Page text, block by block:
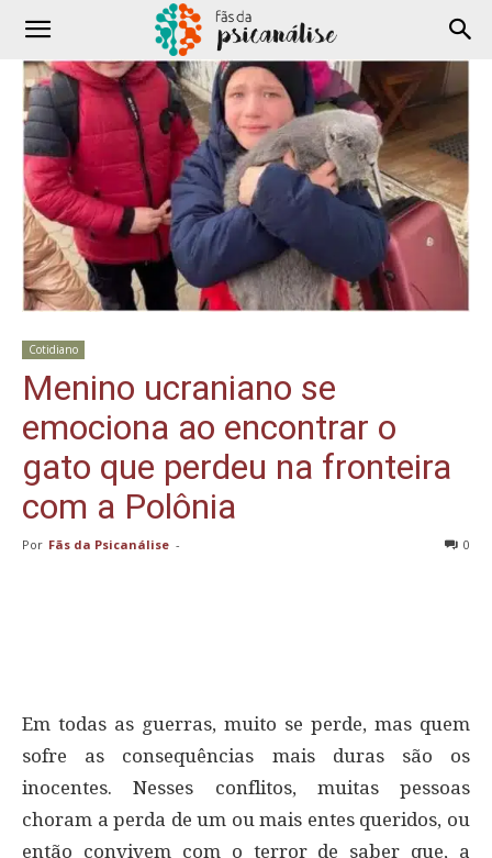
Cotidiano
Menino ucraniano se
emociona ao encontrar o
gato que perdeu na fronteira
com a Polônia
Por Fãs da Psicanálise - 0
Em todas as guerras, muito se perde, mas quem
sofre as consequências mais duras são os
inocentes. Nesses conflitos, muitas pessoas
choram a perda de um ou mais entes queridos, ou
então convivem com o terror de saber que, a